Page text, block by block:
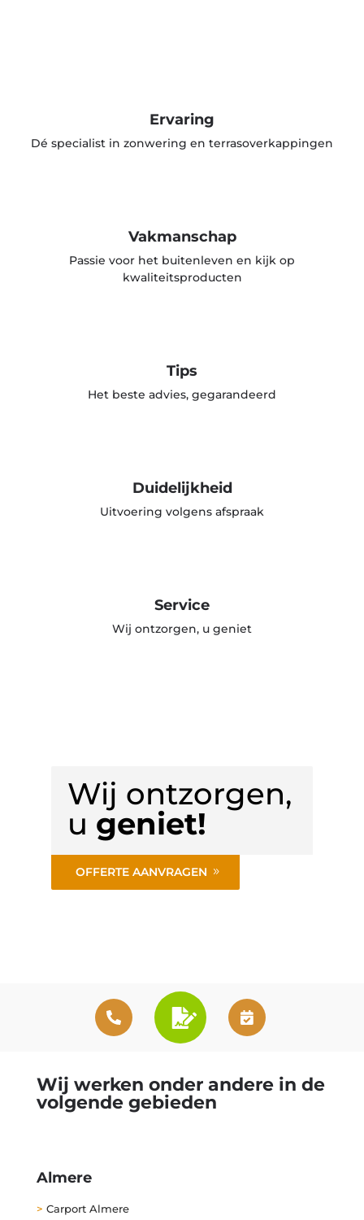
Ervaring
Dé specialist in zonwering en terrasoverkappingen
Vakmanschap
Passie voor het buitenleven en kijk op
kwaliteitsproducten
Tips
Het beste advies, gegarandeerd
Duidelijkheid
Uitvoering volgens afspraak
Service
Wij ontzorgen, u geniet
Wij ontzorgen,
u geniet!
OFFERTE AANVRAGEN
Wij werken onder andere in de
volgende gebieden
Almere
> Carport Almere